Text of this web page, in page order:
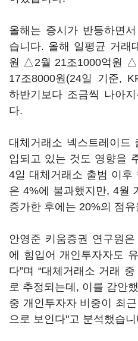
올해는 증시가 반등하면
습니다. 올해 일평균 거
원 △2월 21조1000억원
17조8000원(24일 기준,
하반기보다 조금씩 나아
다.
대체거래소 넥스트레이드
입되고 있는 것도 영향을
4일 대체거래소 출범 이후
은 4%에 불과했지만, 4월
증가한 후에는 20%의 점
안영준 키움증권 연구원
에 힘입어 개인투자자도
다”며 “대체거래소 거래
로 추정되는데, 이를 감안
중 개인투자자 비중이 최
으로 보인다"고 분석했습니